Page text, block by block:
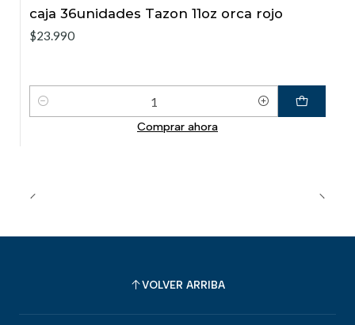
caja 36unidades Tazon 11oz orca rojo
$23.990
Cantidad
Comprar ahora
VOLVER ARRIBA